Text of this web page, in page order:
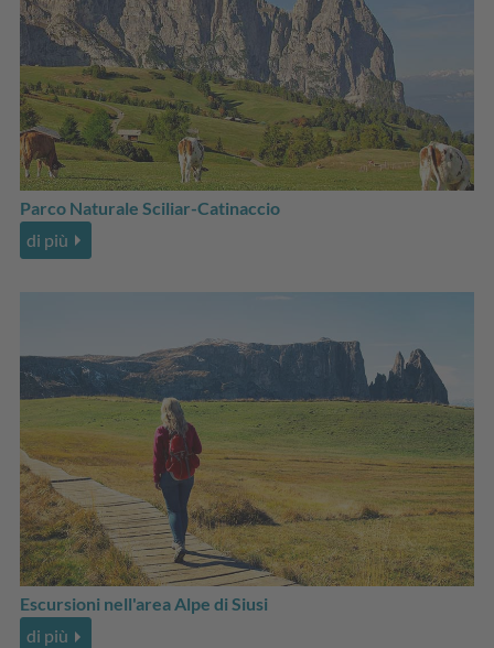
Parco Naturale Sciliar-Catinaccio
di più
Escursioni nell'area Alpe di Siusi
di più